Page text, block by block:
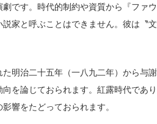
です。時代的制約や資質から『ファ
家と呼ぶことはできません。彼は〝
明治二十五年（一八九二年）から与
を論じておられます。紅露時代であ
響をたどっておられます。